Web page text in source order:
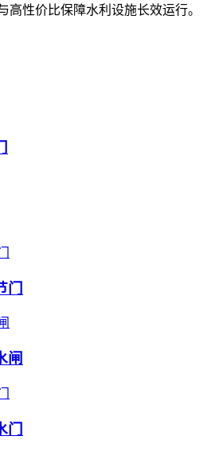
高性价比保障水利设施长效运行。
门
闸
门